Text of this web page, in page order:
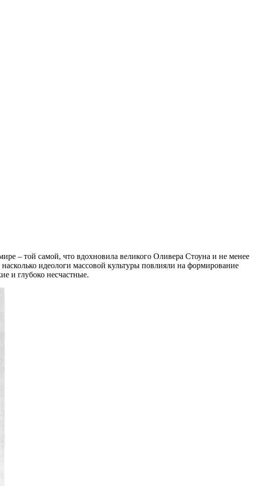
– той самой, что вдохновила великого Оливера Стоуна и не менее
идеологи массовой культуры повлияли на формирование
и глубоко несчастные.